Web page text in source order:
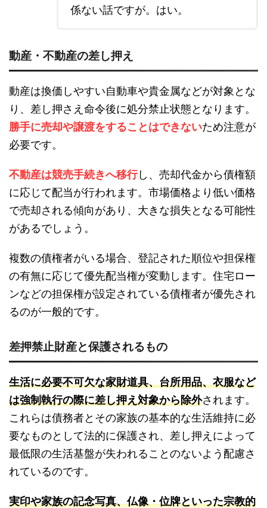
係ない話ですが。はい。
動産・不動産の差し押え
動産は換価しやすい自動車や貴金属などが対象とな
り、差し押さえ命令後に処分禁止状態となります。
勝手に売却や譲渡をすることはできないため注意が
必要です。
不動産は競売手続きへ移行し、売却代金から債権額
に応じて配当が行われます。市場価格より低い価格
で売却される傾向があり、大きな損失となる可能性
があるでしょう。
複数の債権者がいる場合、登記された順位や担保権
の有無に応じて優先配当権が変動します。住宅ロー
ンなどの担保権が設定されている債権者が優先され
るのが一般的です。
差押禁止財産と保護されるもの
生活に必要不可欠な家財道具、台所用品、衣服など
は強制執行の際に差し押え対象から除外されます。
これらは債務者とその家族の基本的な生活維持に必
要なものとして法的に保護され、差し押えによって
最低限の生活基盤が失われることのないよう配慮さ
れているのです。
実印や家族の記念写真、仏像・位牌といった宗教的